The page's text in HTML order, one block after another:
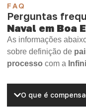
FAQ
Perguntas
Naval em Boa
As informações
sobre definição de
processo com a
O que é